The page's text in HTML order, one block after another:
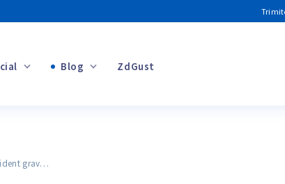
Blog ZdGust
grav…